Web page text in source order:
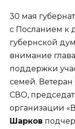
30 мая
с Посланием к
губернской
внимание
поддержки
семей. Ветеран
СВО,
организации
Шарков